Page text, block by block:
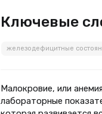
Ключевые
железодефицитные
Малокровие, или
лабораторные